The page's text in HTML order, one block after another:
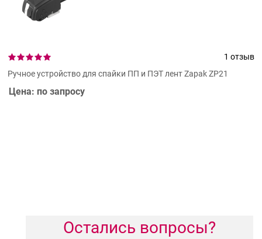
1 отзыв
Ручное устройство для спайки ПП и ПЭТ лент Zapak ZP21
Цена: по запросу
Остались вопросы?